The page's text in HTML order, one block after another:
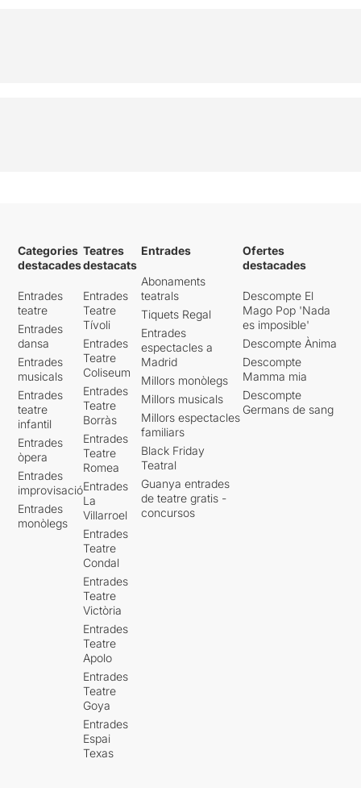
Categories
destacades
Entrades
teatre
Entrades
dansa
Entrades
musicals
Entrades
teatre
infantil
Entrades
òpera
Entrades
improvisació
Entrades
monòlegs
Teatres
destacats
Entrades
Teatre
Tívoli
Entrades
Teatre
Coliseum
Entrades
Teatre
Borràs
Entrades
Teatre
Romea
Entrades
La
Villarroel
Entrades
Teatre
Condal
Entrades
Teatre
Victòria
Entrades
Teatre
Apolo
Entrades
Teatre
Goya
Entrades
Espai
Texas
Entrades
Abonaments
teatrals
Tiquets Regal
Entrades
espectacles a
Madrid
Millors monòlegs
Millors musicals
Millors espectacles
familiars
Black Friday
Teatral
Guanya entrades
de teatre gratis -
concursos
Ofertes
destacades
Descompte El
Mago Pop 'Nada
es imposible'
Descompte Ànima
Descompte
Mamma mia
Descompte
Germans de sang